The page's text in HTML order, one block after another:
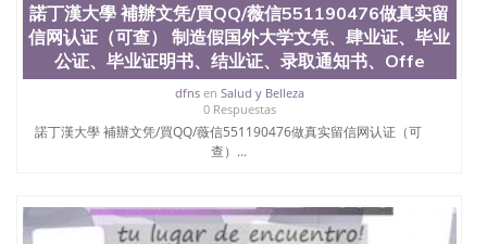
諾丁漢大學 補辦文凭/買QQ/薇信551190476做真实留
信网认证（可查） 制造假国外大学文凭、肆业证、毕业
公证、毕业证明书、结业证、录取通知书、Offe
dfnsen Salud y Belleza
0 Respuestas
諾丁漢大學 補辦文凭/買QQ/薇信551190476做真实留信网认证（可
查）...